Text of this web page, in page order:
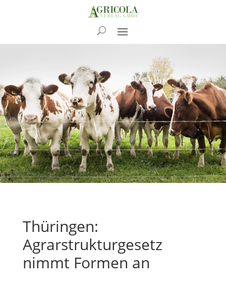
News
Thüringen:
Agrarstrukturgesetz
nimmt Formen an